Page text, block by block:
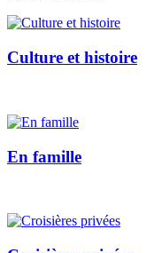
Culture et histoire
En famille